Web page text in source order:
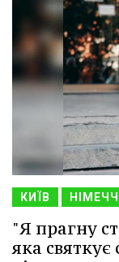
КИЇВ
"Я прагну
яка святкує